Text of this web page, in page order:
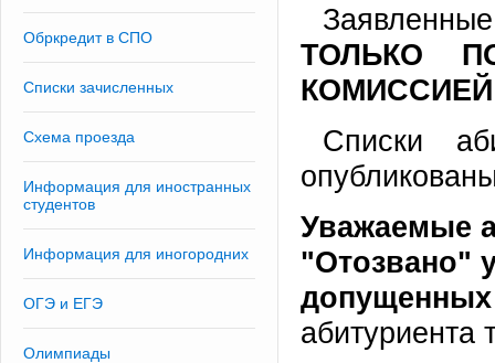
Обркредит в СПО
Списки зачисленных
Схема проезда
Информация для иностранных
студентов
Информация для иногородних
ОГЭ и ЕГЭ
Олимпиады
ТОЛЬКО
Списки
Уважаемые
"Отозвано"
допущенных
абитуриента